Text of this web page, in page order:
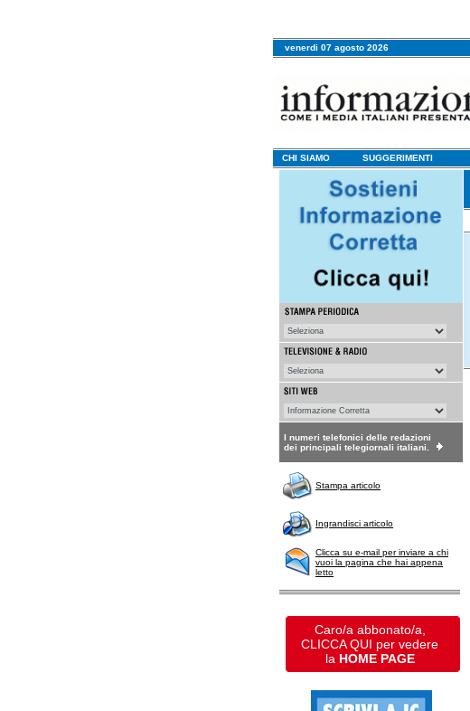
venerdi 07 agosto 2026
CHI SIAMO SUGGERIMENTI
I numeri telefonici delle redazioni
dei principali telegiornali italiani.
Stampa articolo
Ingrandisci articolo
Clicca su e-mail per inviare a chi
vuoi la pagina che hai appena
letto
Caro/a abbonato/a,
CLICCA QUI per vedere
la HOME PAGE